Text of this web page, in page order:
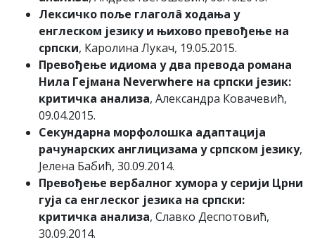
Лексичко поље глаголâ ходања у
енглеском језику и њихово превођење на
српски, Каролина Лукач, 19.05.2015.
Превођење идиома у два превода романа
Нила Гејмана Neverwhere на српски језик:
критичка анализа, Александра Ковачевић,
09.04.2015.
Секундарна морфолошка адаптација
рачунарских англицизама у српском језику,
Јелена Бабић, 30.09.2014.
Превођење вербалног хумора у серији Црни
гуја са енглеског језика на српски:
критичка анализа, Славко Деспотовић,
30.09.2014.